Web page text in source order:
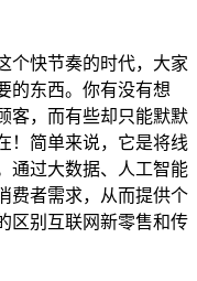
个快节奏的时代，大家
的东西。你有没有想
客，而有些却只能默默
！简单来说，它是将线
通过大数据、人工智能
费者需求，从而提供个
区别互联网新零售和传